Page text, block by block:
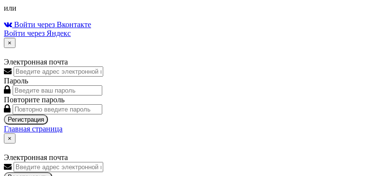
или
Войти через Вконтакте
Войти через Яндекс
×
Электронная почта
Пароль
Повторите пароль
Регистрация
Главная страница
×
Электронная почта